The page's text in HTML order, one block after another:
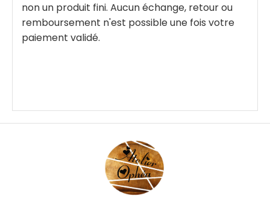
non un produit fini. Aucun échange, retour ou
remboursement n'est possible une fois votre
paiement validé.